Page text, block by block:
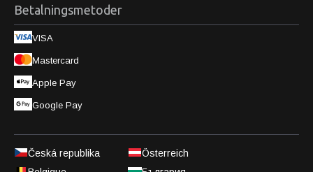
Betalningsmetoder
VISA
Mastercard
Apple Pay
Google Pay
Česká republika
Österreich